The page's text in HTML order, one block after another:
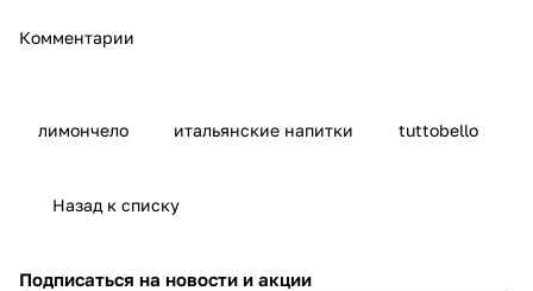
Комментарии
лимончело итальянские напитки tuttobello
Назад к списку
Подписаться на новости и акции